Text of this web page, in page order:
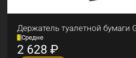
Держатель туалетной бумаги
Средне
2 628 ₽